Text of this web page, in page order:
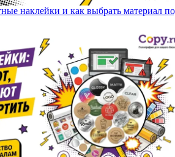
наклейки и как выбрать материал